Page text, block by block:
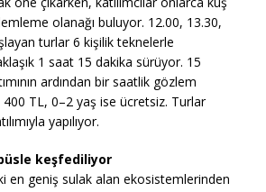
olanağı buluyor. 12.00, 13.30,
turlar 6 kişilik teknelerle
1 saat 15 dakika sürüyor. 15
ardından bir saatlik gözlem
400 TL, 0–2 yaş ise ücretsiz. Turlar
yapılıyor.
keşfediliyor
en geniş sulak alan ekosistemlerinden